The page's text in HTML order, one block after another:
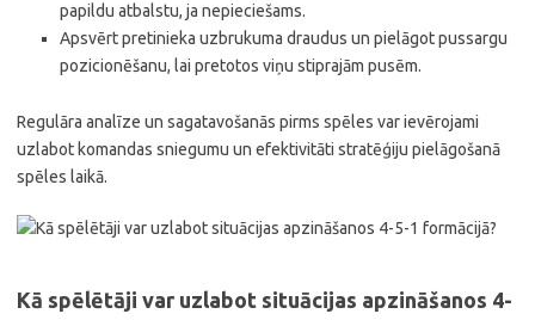
papildu atbalstu, ja nepieciešams.
Apsvērt pretinieka uzbrukuma draudus un pielāgot pussargu
pozicionēšanu, lai pretotos viņu stiprajām pusēm.
Regulāra analīze un sagatavošanās pirms spēles var ievērojami
uzlabot komandas sniegumu un efektivitāti stratēģiju pielāgošanā
spēles laikā.
Kā spēlētāji var uzlabot situācijas apzināšanos 4-